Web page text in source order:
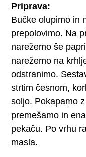
Priprava:
Bučke olupimo in
prepolovimo. Na
narežemo še
narežemo na
odstranimo.
strtim česnom,
soljo. Pokapamo
premešamo in
pekaču. Po vrhu
masla.